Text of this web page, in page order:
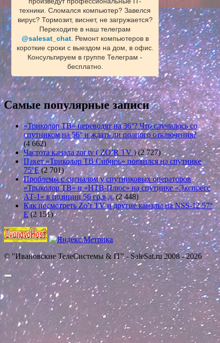
техники. Сломался компьютер? Завелся
вирус? Тормозит, виснет, не загружается?
Переходите в наш телеграм
@salesat_chat. Ремонт компьютеров в
короткие сроки с выездом на дом, в офис.
Консультируем в группе Телеграм -
бесплатно.
Самые популярные записи
«Триколор ТВ» переводят на 36°? Что случилось со
спутником на 56° и ждать ли полного отключения?
(4 662)
Частота канала zor tv ( ZO’R TV ) (2 727)
Пакет «Триколор ТВ Сибирь» появился на спутнике
75°E (2 701)
Проблемы с сигналом у спутниковых операторов
«Триколор ТВ» и «НТВ-Плюс» на спутнике «Экспресс
АТ-1» в позиции 56 гр.в.д. (2 448)
Как посмотреть Zo’r TV и другие каналы на NSS-12 57°
E (2 151)
© "Ивановские ТелеСистемы & IT" - SaleSat.ru 2008 - 2026
Прокрутить
вверх